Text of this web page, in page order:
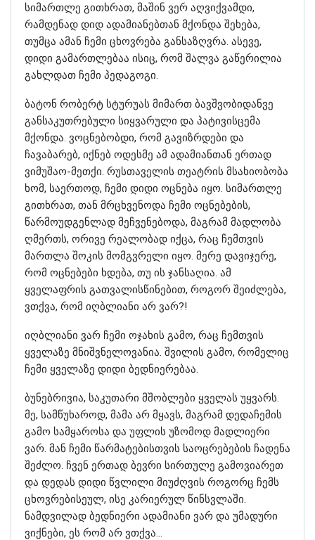
სიმართლე გითხრათ, მაშინ ვერ აღვიქვამდი,
რამდენად დიდ ადამიანებთან მქონდა შეხება,
თუმცა ამან ჩემი ცხოვრება განსაზღვრა. ასევე,
დიდი გამართლებაა ისიც, რომ შალვა გაწერილია
გახლდათ ჩემი პედაგოგი.
ბატონ რობერტ სტურუას მიმართ ბავშვობიდანვე
განსაკუთრებული სიყვარული და პატივისცემა
მქონდა. ვოცნებობდი, რომ გავიზრდები და
ჩავაბარებ, იქნებ ოდესმე ამ ადამიანთან ერთად
ვიმუშაო-მეთქი. რუსთაველის თეატრის მსახიობობა
ხომ, საერთოდ, ჩემი დიდი ოცნება იყო. სიმართლე
გითხრათ, თან მრცხვენოდა ჩემი ოცნებების,
წარმოუდგენლად მეჩვენებოდა, მაგრამ მადლობა
ღმერთს, ორივე რეალობად იქცა, რაც ჩემთვის
მართლა შოკის მომგვრელი იყო. მერე დავიჯერე,
რომ ოცნებები ხდება, თუ ის ჯანსაღია. ამ
ყველაფრის გათვალისწინებით, როგორ შეიძლება,
ვთქვა, რომ იღბლიანი არ ვარ?!
იღბლიანი ვარ ჩემი ოჯახის გამო, რაც ჩემთვის
ყველაზე მნიშვნელოვანია. შვილის გამო, რომელიც
ჩემი ყველაზე დიდი ბედნიერებაა.
ბუნებრივია, საკუთარი მშობლები ყველას უყვარს.
მე, სამწუხაროდ, მამა არ მყავს, მაგრამ დედაჩემის
გამო სამყაროსა და უფლის უზომოდ მადლიერი
ვარ. მან ჩემი წარმატებისთვის საოცრებების ჩადენა
შეძლო. ჩვენ ერთად ბევრი სირთულე გამოვიარეთ
და დედას დიდი წვლილი მიუძღვის როგორც ჩემს
ცხოვრებისეულ, ისე კარიერულ წინსვლაში.
ნამდვილად ბედნიერი ადამიანი ვარ და უმადური
ვიქნები, ეს რომ არ ვთქვა…